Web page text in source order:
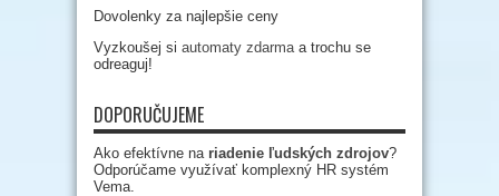
Dovolenky za najlepšie ceny
Vyzkoušej si automaty zdarma a trochu se
odreaguj!
DOPORUČUJEME
Ako efektívne na riadenie ľudských zdrojov?
Odporúčame využívať komplexný HR systém
Vema.